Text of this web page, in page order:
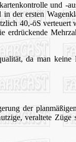
und -
der ersten
40,-öS
erdrückende
da man
der
veraltete